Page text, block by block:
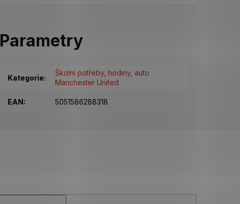
Parametry
Kategorie:
Školní potřeby, hodiny, auto
Manchester United
EAN : 5051586288318